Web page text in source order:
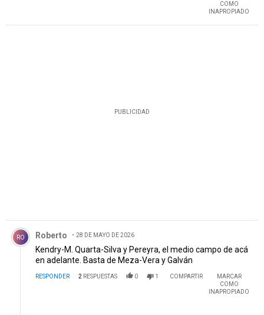
tal vez terminemos siendo el club que soñamos .... lo mas
COMO
INAPROPIADO
PUBLICIDAD
Comentario de Roberto.
RO Roberto 28 DE MAYO DE 2026
Kendry-M. Quarta-Silva y Pereyra, el medio campo de acá
en adelante. Basta de Meza-Vera y Galván
RESPONDER 2 RESPUESTAS 0 1 COMPARTIR
MARCAR
COMO
INAPROPIADO